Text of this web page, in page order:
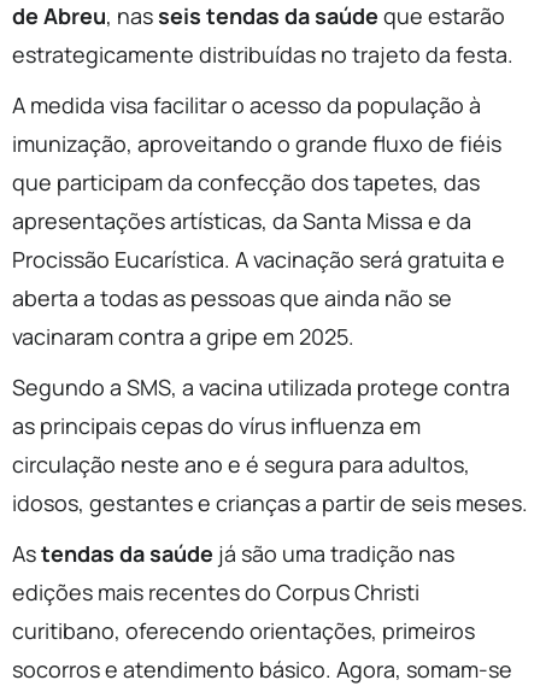
de Abreu, nasseis tendas da saúde que estarão
estrategicamente distribuídas no trajeto da festa.
A medida visa facilitar o acesso da população à
imunização, aproveitando o grande fluxo de fiéis
que participam da confecção dos tapetes, das
apresentações artísticas, da Santa Missa e da
Procissão Eucarística. A vacinação será gratuita e
aberta a todas as pessoas que ainda não se
vacinaram contra a gripe em 2025.
Segundo a SMS, a vacina utilizada protege contra
as principais cepas do vírus influenza em
circulação neste ano e é segura para adultos,
idosos, gestantes e crianças a partir de seis meses.
Astendas da saúde já são uma tradição nas
edições mais recentes do Corpus Christi
curitibano, oferecendo orientações, primeiros
socorros e atendimento básico. Agora, somam-se